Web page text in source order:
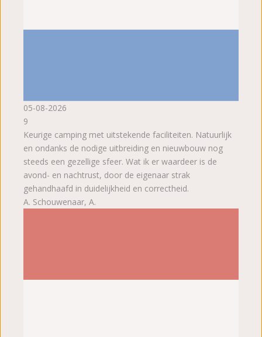
05-08-2026
9
Keurige camping met uitstekende faciliteiten. Natuurlijk
en ondanks de nodige uitbreiding en nieuwbouw nog
steeds een gezellige sfeer. Wat ik er waardeer is de
avond- en nachtrust, door de eigenaar strak
gehandhaafd in duidelijkheid en correctheid.
A. Schouwenaar, A.